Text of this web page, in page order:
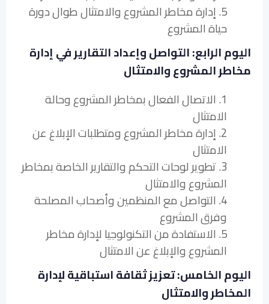
5. إدارة مخاطر المشروع والامتثال طوال دورة
حياة المشروع
اليوم الرابع: التواصل وإعداد التقارير في إدارة
مخاطر المشروع والامتثال
1. الاتصال الفعال بمخاطر المشروع وحالة
الامتثال
2. إدارة مخاطر المشروع ومتطلبات الإبلاغ عن
الامتثال
3. تطوير لوحات التحكم والتقارير الخاصة بمخاطر
المشروع والامتثال
4. التواصل مع المنظمين وأصحاب المصلحة
وفرق المشروع
5. الاستفادة من التكنولوجيا لإدارة مخاطر
المشروع والإبلاغ عن الامتثال
اليوم الخامس: تعزيز ثقافة استباقية لإدارة
المخاطر والامتثال